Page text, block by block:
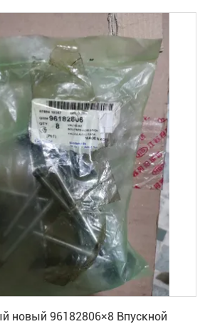
новый 96182806×8 Впускной